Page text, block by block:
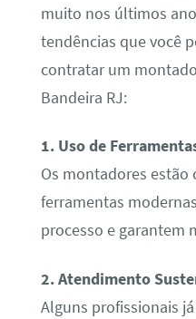
muito nos últimos
tendências que você
contratar um
Bandeira RJ:
1. Uso de
Os montadores estão
ferramentas
processo e garantem
2. Atendimento
Alguns profissionais